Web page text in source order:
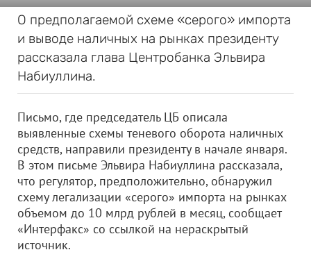
О предполагаемой схеме «серого» импорта
и выводе наличных на рынках президенту
рассказала глава Центробанка Эльвира
Набиуллина.
Письмо, где председатель ЦБ описала
выявленные схемы теневого оборота наличных
средств, направили президенту в начале января.
В этом письме Эльвира Набиуллина рассказала,
что регулятор, предположительно, обнаружил
схему легализации «серого» импорта на рынках
объемом до 10 млрд рублей в месяц, сообщает
«Интерфакс» со ссылкой на нераскрытый
источник.